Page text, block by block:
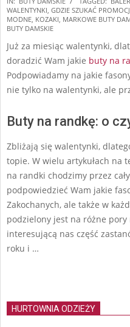
08-
11
WALENTYNKI GDZIE SZUKAĆ
MODNE KOZAKI MARKOWE BUTY
BUTY DAMSKIE
Już za miesiąc walentynki,
doradzić Wam jakie buty na
Podpowiadamy na jakie
nie tylko na walentynki, ale
Buty na randkę: o
Zbliżają się walentynki,
topie. W wielu artykułach na
na randki chodzimy przez
podpowiedzieć Wam jakie
Zakochanych, ale także w
podzielony jest na różne
interesującą nas część
roku i …
HURTOWNIA ODZIEŻY